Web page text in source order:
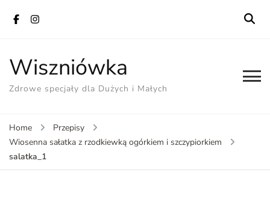
Wiszniówka
Zdrowe specjały dla Dużych i Małych
Home
Przepisy
Wiosenna sałatka z rzodkiewką ogórkiem i szczypiorkiem
salatka_1